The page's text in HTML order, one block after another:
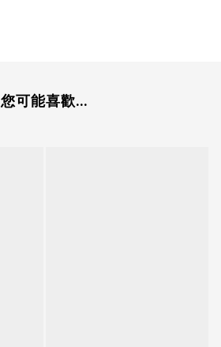
您可能喜歡...